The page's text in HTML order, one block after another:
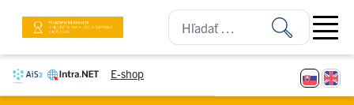
E-shop
Open